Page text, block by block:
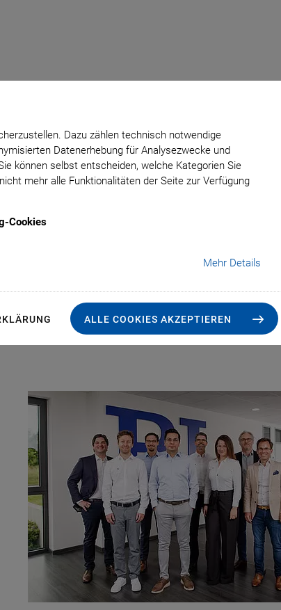
Dazu zählen technisch notwendige
Datenerhebung für Analysezwecke und
können selbst entscheiden, welche Kategorien Sie
mehr alle Funktionalitäten der Seite zur Verfügung
Cookies
Mehr Details
ALLE COOKIES AKZEPTIEREN
GmbH & Co. KG
AG: Neue
gestartet
in der Schweiz vertreten. Der reibungslose
Dank der direkten Kundenbetreuung über
und Piezoanwendungen sein Geschäft in